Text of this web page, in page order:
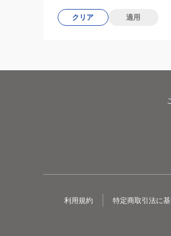
クリア 適用
利用規約 特定商取引法に